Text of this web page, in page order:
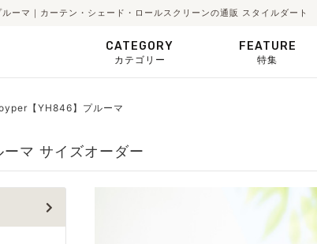
ーマ｜カーテン・シェード・ロールスクリーンの通販 スタイルダート
CATEGORY
カテゴリー
FEATURE
特集
【YH846】プルーマ
マ サイズオーダー